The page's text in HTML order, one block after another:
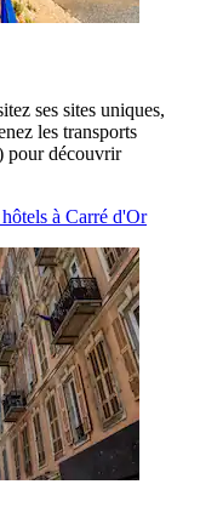
ses sites uniques,
les transports
pour découvrir
à Carré d'Or